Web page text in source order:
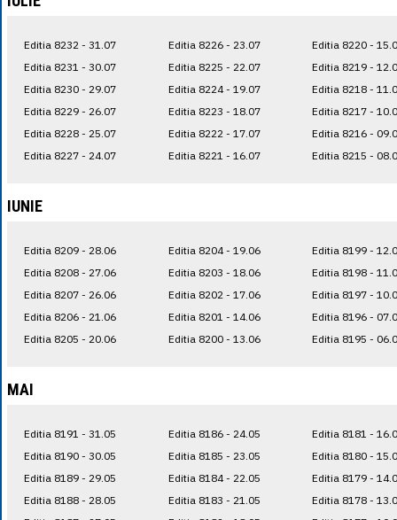
Editia 8232 - 31.07
Editia 8231 - 30.07
Editia 8230 - 29.07
Editia 8229 - 26.07
Editia 8228 - 25.07
Editia 8227 - 24.07
Editia 8226 - 23.07
Editia 8225 - 22.07
Editia 8224 - 19.07
Editia 8223 - 18.07
Editia 8222 - 17.07
Editia 8221 - 16.07
Editia 8220 -
Editia 8219 -
Editia 8218 -
Editia 8217 -
Editia 8216 -
Editia 8215 -
IUNIE
Editia 8209 - 28.06
Editia 8208 - 27.06
Editia 8207 - 26.06
Editia 8206 - 21.06
Editia 8205 - 20.06
Editia 8204 - 19.06
Editia 8203 - 18.06
Editia 8202 - 17.06
Editia 8201 - 14.06
Editia 8200 - 13.06
Editia 8199 -
Editia 8198 -
Editia 8197 -
Editia 8196 -
Editia 8195 -
MAI
Editia 8191 - 31.05
Editia 8190 - 30.05
Editia 8189 - 29.05
Editia 8188 - 28.05
Editia 8186 - 24.05
Editia 8185 - 23.05
Editia 8184 - 22.05
Editia 8183 - 21.05
Editia 8181 -
Editia 8180 -
Editia 8179 -
Editia 8178 -